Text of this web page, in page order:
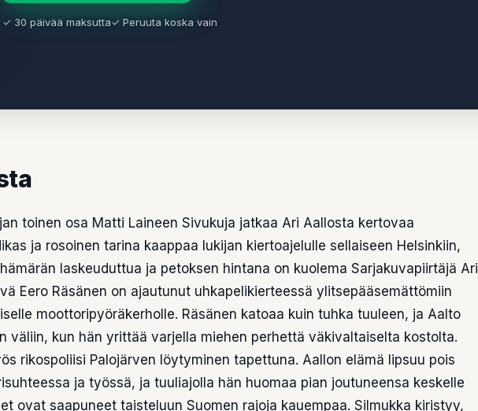
✓ 30 päivää maksutta✓ Peruuta koska vain
toinen osa Matti Laineen Sivukuja jatkaa Ari Aallosta kertovaa
ja rosoinen tarina kaappaa lukijan kiertoajelulle sellaiseen Helsinkiin,
laskeuduttua ja petoksen hintana on kuolema Sarjakuvapiirtäjä Ari
Eero Räsänen on ajautunut uhkapelikierteessä ylitsepääsemättömiin
moottoripyöräkerholle. Räsänen katoaa kuin tuhka tuuleen, ja Aalto
väliin, kun hän yrittää varjella miehen perhettä väkivaltaiselta kostolta.
rikospoliisi Palojärven löytyminen tapettuna. Aallon elämä lipsuu pois
ja työssä, ja tuuliajolla hän huomaa pian joutuneensa keskelle
ovat saapuneet taisteluun Suomen rajoja kauempaa. Silmukka kiristyy,